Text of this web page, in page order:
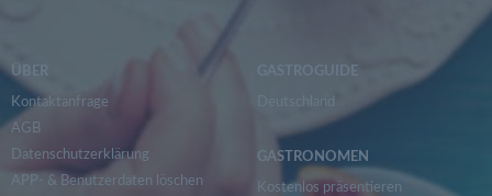
ÜBER
Kontaktanfrage
AGB
Datenschutzerklärung
APP- & Benutzerdaten löschen
GASTROGUIDE
Deutschland
GASTRONOMEN
Kostenlos präsentieren